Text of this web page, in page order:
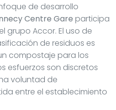
de desarrollo
Centre Gare participa
grupo Accor. El uso de
de residuos es
compostaje para los
esfuerzos son discretos
voluntad de
entre el establecimiento